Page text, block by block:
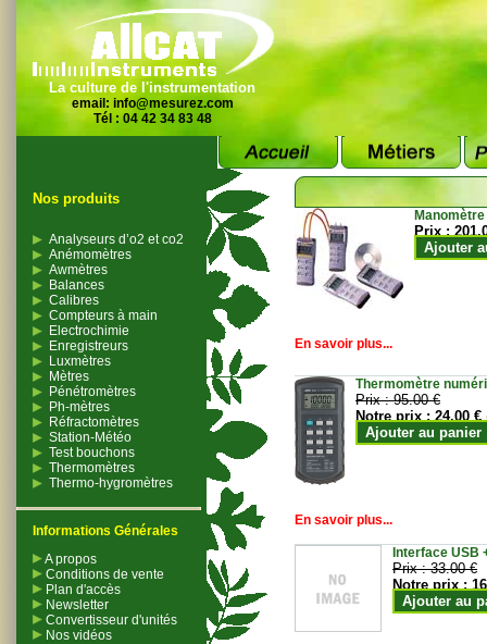
La culture de l'instrumentation
email: info@mesurez.com
Tél : 04 42 34 83 48
Nos produits
Analyseurs d’o2 et co2
Anémomètres
Awmètres
Balances
Calibres
Compteurs à main
Electrochimie
Enregistreurs
Luxmètres
Mètres
Pénétromètres
Ph-mètres
Réfractomètres
Station-Météo
Test bouchons
Thermomètres
Thermo-hygromètres
Informations Générales
A propos
Conditions de vente
Plan d'accès
Newsletter
Convertisseur d'unités
Nos vidéos
Prix :
Ajouter
En savoir plus...
Thermomètre
Prix :95.00 €
Notre prix :24.00 €
Ajouter au panier
En savoir plus...
Interface USB
Prix :33.00 €
Notre prix :
Ajouter au